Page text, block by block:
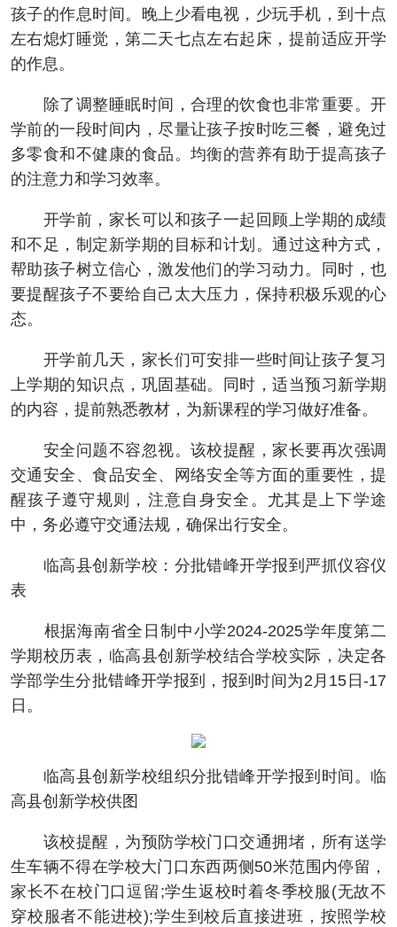
孩子的作息时间。晚上少看电视，少玩手机，到十点
左右熄灯睡觉，第二天七点左右起床，提前适应开学
的作息。
除了调整睡眠时间，合理的饮食也非常重要。开
学前的一段时间内，尽量让孩子按时吃三餐，避免过
多零食和不健康的食品。均衡的营养有助于提高孩子
的注意力和学习效率。
开学前，家长可以和孩子一起回顾上学期的成绩
和不足，制定新学期的目标和计划。通过这种方式，
帮助孩子树立信心，激发他们的学习动力。同时，也
要提醒孩子不要给自己太大压力，保持积极乐观的心
态。
开学前几天，家长们可安排一些时间让孩子复习
上学期的知识点，巩固基础。同时，适当预习新学期
的内容，提前熟悉教材，为新课程的学习做好准备。
安全问题不容忽视。该校提醒，家长要再次强调
交通安全、食品安全、网络安全等方面的重要性，提
醒孩子遵守规则，注意自身安全。尤其是上下学途
中，务必遵守交通法规，确保出行安全。
临高县创新学校：分批错峰开学报到严抓仪容仪
表
根据海南省全日制中小学2024-2025学年度第二
学期校历表，临高县创新学校结合学校实际，决定各
学部学生分批错峰开学报到，报到时间为2月15日-17
日。
临高县创新学校组织分批错峰开学报到时间。临
高县创新学校供图
该校提醒，为预防学校门口交通拥堵，所有送学
生车辆不得在学校大门口东西两侧50米范围内停留，
家长不在校门口逗留;学生返校时着冬季校服(无故不
穿校服者不能进校);学生到校后直接进班，按照学校